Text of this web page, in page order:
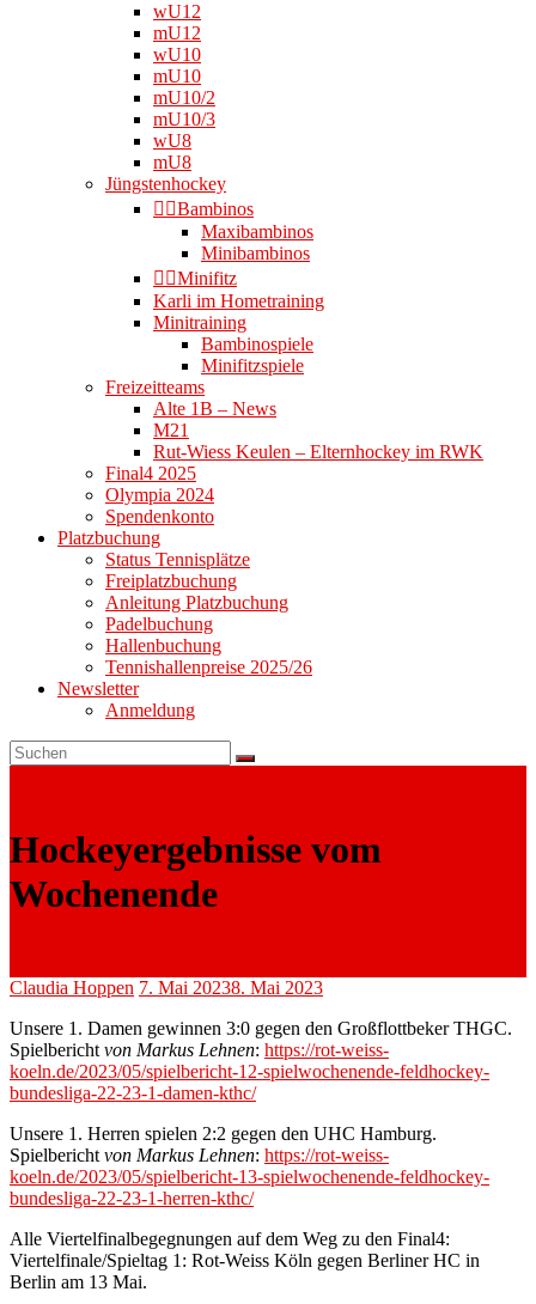
wU12
mU12
wU10
mU10
mU10/2
mU10/3
wU8
mU8
Jüngstenhockey
👉🏻Bambinos
Maxibambinos
Minibambinos
👉🏻Minifitz
Karli im Hometraining
Minitraining
Bambinospiele
Minifitzspiele
Freizeitteams
Alte 1B – News
M21
Rut-Wiess Keulen – Elternhockey im RWK
Final4 2025
Olympia 2024
Spendenkonto
Platzbuchung
Status Tennisplätze
Freiplatzbuchung
Anleitung Platzbuchung
Padelbuchung
Hallenbuchung
Tennishallenpreise 2025/26
Newsletter
Anmeldung
Hockeyergebnisse vom
Wochenende
Claudia Hoppen 7. Mai 20238. Mai 2023
Unsere 1. Damen gewinnen 3:0 gegen den Großflottbeker THGC.
Spielbericht von Markus Lehnen: https://rot-weiss-
koeln.de/2023/05/spielbericht-12-spielwochenende-feldhockey-
bundesliga-22-23-1-damen-kthc/
Unsere 1. Herren spielen 2:2 gegen den UHC Hamburg.
Spielbericht von Markus Lehnen: https://rot-weiss-
koeln.de/2023/05/spielbericht-13-spielwochenende-feldhockey-
bundesliga-22-23-1-herren-kthc/
Alle Viertelfinalbegegnungen auf dem Weg zu den Final4:
Viertelfinale/Spieltag 1: Rot-Weiss Köln gegen Berliner HC in
Berlin am 13 Mai.